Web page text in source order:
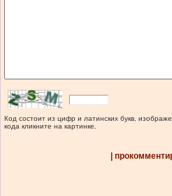
Код состоит из цифр и латинских букв,
кода кликните на картинке.
|